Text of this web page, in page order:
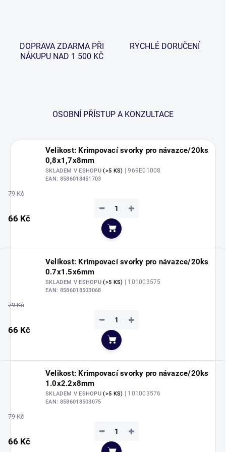
DOPRAVA ZDARMA PŘI
NÁKUPU NAD 1 500 KČ
RYCHLÉ DORUČENÍ
OSOBNÍ PŘÍSTUP A KONZULTACE
Velikost: Krimpovací svorky pro návazce/20ks
0,8x1,7x8mm
SKLADEM V ESHOPU(>5 KS) | 969E01008
EAN: 8586018451703
79 Kč
66 Kč
+
−
Do košíku
Velikost: Krimpovací svorky pro návazce/20ks
0.7x1.5x6mm
SKLADEM V ESHOPU(>5 KS) | 101003575
EAN: 8586018503068
79 Kč
66 Kč
+
−
Do košíku
Velikost: Krimpovací svorky pro návazce/20ks
1.0x2.2x8mm
SKLADEM V ESHOPU(>5 KS) | 101003576
EAN: 8586018503075
79 Kč
66 Kč
+
−